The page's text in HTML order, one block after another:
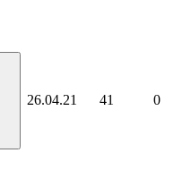
26.04.21 41 0